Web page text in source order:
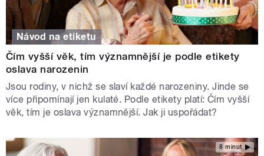
Návod na etiketu
Čím vyšší věk, tím významnější je podle etikety
oslava narozenin
Jsou rodiny, v nichž se slaví každé narozeniny. Jinde se
více připomínají jen kulaté. Podle etikety platí: Čím vyšší
věk, tím je oslava významnější. Jak ji uspořádat?
8 minut